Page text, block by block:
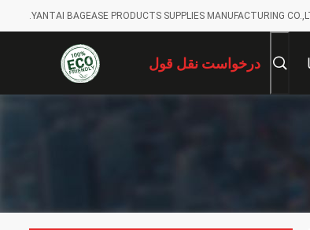
YANTAI BAGEASE PRODUCTS SUPPLIES MANUFACTURING
درخواست نقل قول